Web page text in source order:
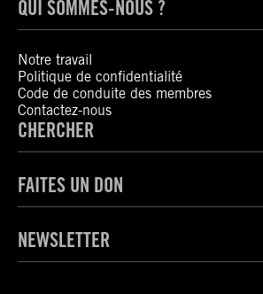
QUI SOMMES-NOUS ?
Notre travail
Politique de confidentialité
Code de conduite des membres
Contactez-nous
CHERCHER
FAITES UN DON
NEWSLETTER